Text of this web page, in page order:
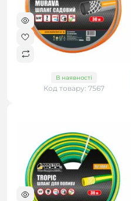
В наявності
Код товару: 7567